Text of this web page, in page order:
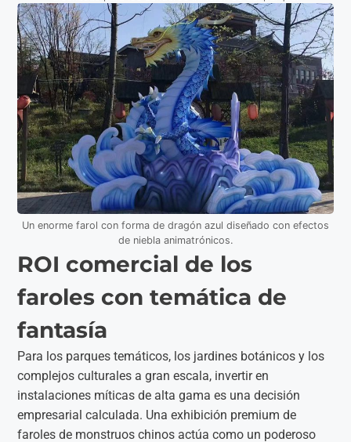
Un enorme farol con forma de dragón azul diseñado con efectos
de niebla animatrónicos.
ROI comercial de los
faroles con temática de
fantasía
Para los parques temáticos, los jardines botánicos y los
complejos culturales a gran escala, invertir en
instalaciones míticas de alta gama es una decisión
empresarial calculada. Una exhibición premium de
faroles de monstruos chinos actúa como un poderoso